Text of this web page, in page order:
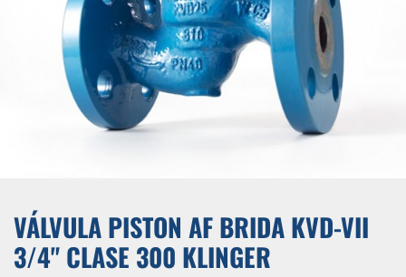
VÁLVULA PISTON AF BRIDA KVD-VII
3/4" CLASE 300 KLINGER